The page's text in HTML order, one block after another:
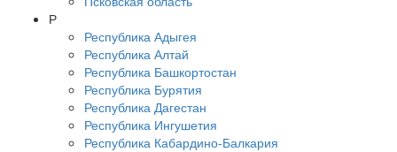
Р
Республика Адыгея
Республика Алтай
Республика Башкортостан
Республика Бурятия
Республика Дагестан
Республика Ингушетия
Республика Кабардино-Балкария